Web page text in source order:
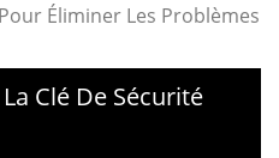
Éliminer Les Problèmes
Clé De Sécurité